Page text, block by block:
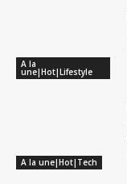
A la
une|Hot|Lifestyle
A la une|Hot|Tech